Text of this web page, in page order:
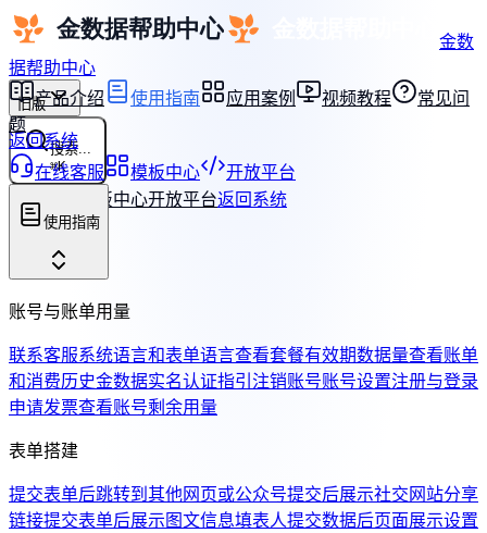
金数
据帮助中心
旧版
搜索...
⌘K
在线客服 模板中心开放平台返回系统
产品介绍 使用指南 应用案例 视频教程
常见问
题
返回系统
在线客服
模板中心 开放平台
使用指南
账号与账单用量
联系客服系统语言和表单语言查看套餐有效期数据量查看账单
和消费历史金数据实名认证指引注销账号账号设置注册与登录
申请发票查看账号剩余用量
表单搭建
提交表单后跳转到其他网页或公众号提交后展示社交网站分享
链接提交表单后展示图文信息填表人提交数据后页面展示设置